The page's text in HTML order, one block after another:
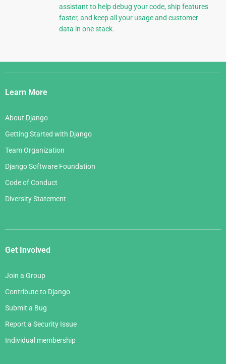
assistant to help debug your code, ship features
faster, and keep all your usage and customer
data in one stack.
Django
Links
Learn More
About Django
Getting Started with Django
Team Organization
Django Software Foundation
Code of Conduct
Diversity Statement
Get Involved
Join a Group
Contribute to Django
Submit a Bug
Report a Security Issue
Individual membership